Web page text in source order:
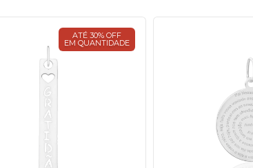
ATÉ 30% OFF
EM QUANTIDADE